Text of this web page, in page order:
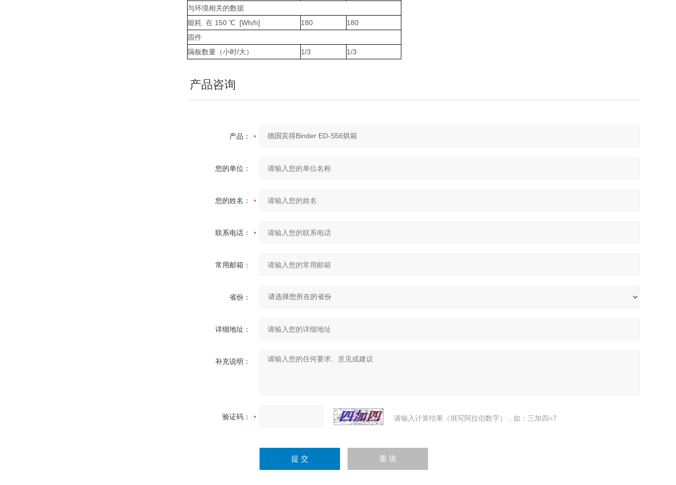
与环境相关的数据
能耗 在 150 ℃ [Wh/h]
180
180
固件
隔板数量（小时/大）
1/3 1/3
产品咨询
产品：
您的单位：
您的姓名：
联系电话：
常用邮箱：
省份：
详细地址：
补充说明：
验证码： 请输入计算结果（填写阿拉伯数字），如：三加四=7